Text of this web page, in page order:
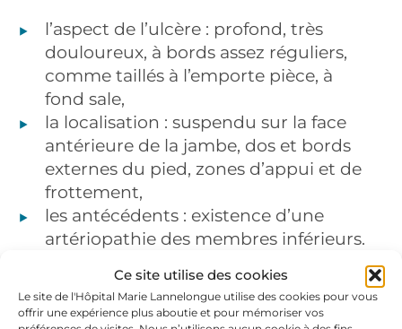
Ce site utilise des cookies
Le site de l'Hôpital Marie Lannelongue utilise des cookies pour vous
offrir une expérience plus aboutie et pour mémoriser vos
l’aspect de l’ulcère : profond, très
douloureux, à bords assez réguliers,
comme taillés à l’emporte pièce, à
fond sale,
la localisation : suspendu sur la face
antérieure de la jambe, dos et bords
externes du pied, zones d’appui et de
frottement,
les antécédents : existence d’une
artériopathie des membres inférieurs.
La palpation des pouls, la mesure de
l’index de pression systolique à la cheville